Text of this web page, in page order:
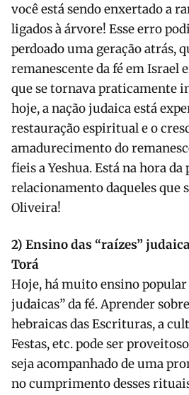
você está sendo enxertado a
ligados à árvore! Esse erro
perdoado uma geração atrás,
remanescente da fé em Israel
que se tornava praticamente
hoje, a nação judaica está
restauração espiritual e o
amadurecimento do
fieis a Yeshua. Está na hora
relacionamento daqueles que
Oliveira!
2) Ensino das “raízes”
Torá
Hoje, há muito ensino popular
judaicas” da fé. Aprender
hebraicas das Escrituras, a
Festas, etc. pode ser
seja acompanhado de uma
no cumprimento desses